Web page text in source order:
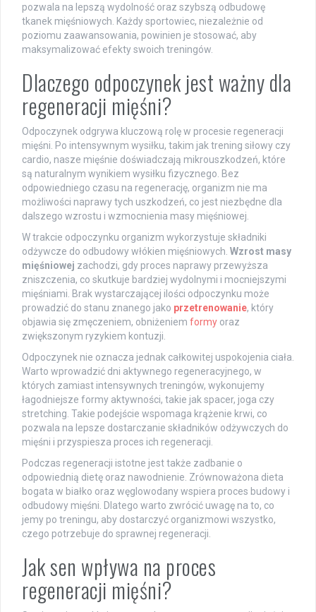
pozwala na lepszą wydolność oraz szybszą odbudowę
tkanek mięśniowych. Każdy sportowiec, niezależnie od
poziomu zaawansowania, powinien je stosować, aby
maksymalizować efekty swoich treningów.
Dlaczego odpoczynek jest ważny dla
regeneracji mięśni?
Odpoczynek odgrywa kluczową rolę w procesie regeneracji
mięśni. Po intensywnym wysiłku, takim jak trening siłowy czy
cardio, nasze mięśnie doświadczają mikrouszkodzeń, które
są naturalnym wynikiem wysiłku fizycznego. Bez
odpowiedniego czasu na regenerację, organizm nie ma
możliwości naprawy tych uszkodzeń, co jest niezbędne dla
dalszego wzrostu i wzmocnienia masy mięśniowej.
W trakcie odpoczynku organizm wykorzystuje składniki
odżywcze do odbudowy włókien mięśniowych. Wzrost masy
mięśniowej zachodzi, gdy proces naprawy przewyższa
zniszczenia, co skutkuje bardziej wydolnymi i mocniejszymi
mięśniami. Brak wystarczającej ilości odpoczynku może
prowadzić do stanu znanego jako przetrenowanie, który
objawia się zmęczeniem, obniżeniem formy oraz
zwiększonym ryzykiem kontuzji.
Odpoczynek nie oznacza jednak całkowitej uspokojenia ciała.
Warto wprowadzić dni aktywnego regeneracyjnego, w
których zamiast intensywnych treningów, wykonujemy
łagodniejsze formy aktywności, takie jak spacer, joga czy
stretching. Takie podejście wspomaga krążenie krwi, co
pozwala na lepsze dostarczanie składników odżywczych do
mięśni i przyspiesza proces ich regeneracji.
Podczas regeneracji istotne jest także zadbanie o
odpowiednią dietę oraz nawodnienie. Zrównoważona dieta
bogata w białko oraz węglowodany wspiera proces budowy i
odbudowy mięśni. Dlatego warto zwrócić uwagę na to, co
jemy po treningu, aby dostarczyć organizmowi wszystko,
czego potrzebuje do sprawnej regeneracji.
Jak sen wpływa na proces
regeneracji mięśni?